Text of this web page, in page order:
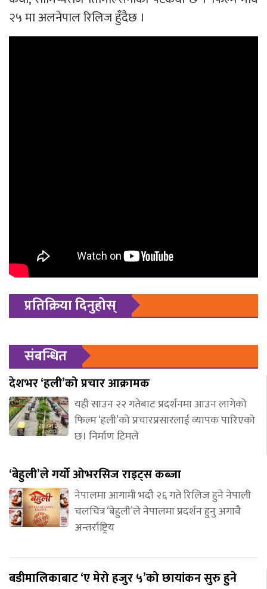
२५ मा अलनेपाल रिलिज हुँदैछ ।
प्रतिक्रिया दिनुहोस्
संबन्धित
देशभर ‘हली’को प्रचार आक्रामक
यही साउन २२ गतेबाट प्रदर्शनमा आउन लागेको
फिल्म ‘हली’को प्रचारप्रसारलाई व्यापक पारिएको
छ। निर्माण टिमले
‘बेहुली’ले गर्यो ओभरसिज राइट्स कब्जा
नेपालमा आगामी भदौ २६ गते रिलिज हुने नेपाली
चलचित्र ‘बेहुली’ले नेपालमा प्रदर्शन हुनु अगावै
अन्तर्राष्ट्रिय
बडीमालिकाबाट ‘ए मेरो हजुर ५’को छायांकन सुरु हुने